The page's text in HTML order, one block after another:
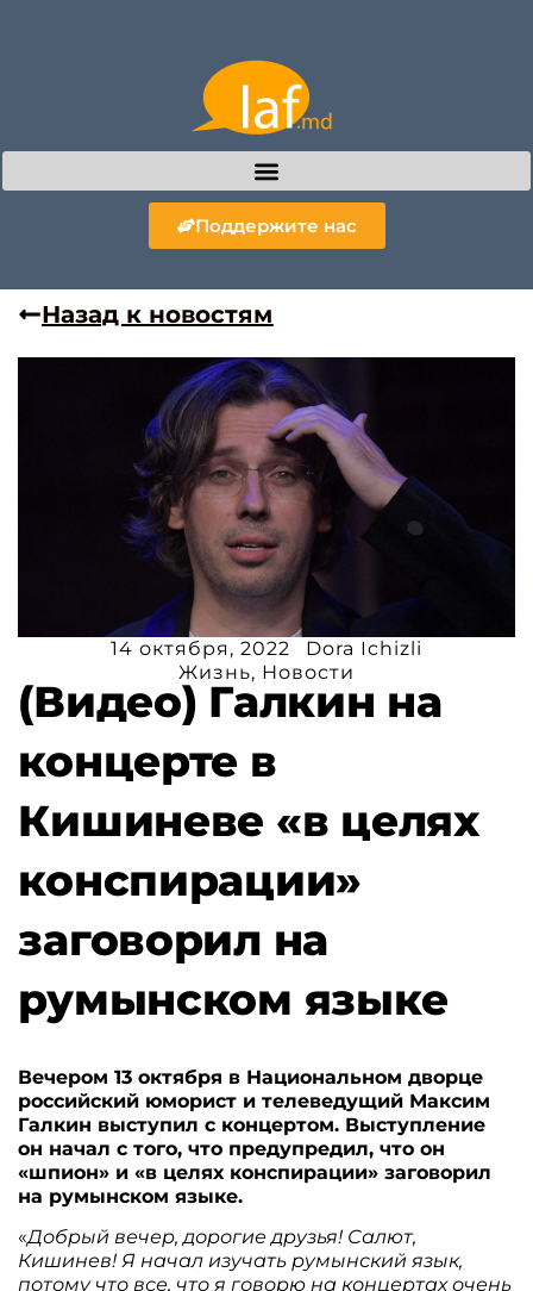
Поддержите нас
Назад к новостям
14 октября, 2022
Dora Ichizli
Жизнь, Новости
(Видео) Галкин на
концерте в
Кишиневе «в целях
конспирации»
заговорил на
румынском языке
Вечером 13 октября в Национальном дворце
российский юморист и телеведущий Максим
Галкин выступил с концертом. Выступление
он начал с того, что предупредил, что он
«шпион» и «в целях конспирации» заговорил
на румынском языке.
«Добрый вечер, дорогие друзья! Салют,
Кишинев! Я начал изучать румынский язык,
потому что все, что я говорю на концертах очень